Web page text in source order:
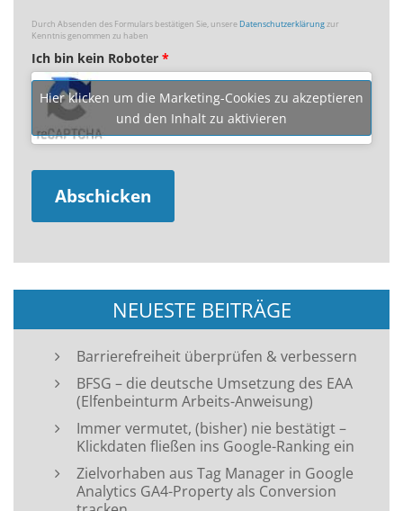
Durch Absenden des Formulars bestätigen Sie, unsereDatenschutzerklärungzur
Kenntnis genommen zu haben
Ich bin kein Roboter *
Hier klicken um die Marketing-Cookies zu akzeptieren
und den Inhalt zu aktivieren
NEUESTE BEITRÄGE
Barrierefreiheit überprüfen & verbessern
BFSG – die deutsche Umsetzung des EAA
(Elfenbeinturm Arbeits-Anweisung)
Immer vermutet, (bisher) nie bestätigt –
Klickdaten fließen ins Google-Ranking ein
Zielvorhaben aus Tag Manager in Google
Analytics GA4-Property als Conversion